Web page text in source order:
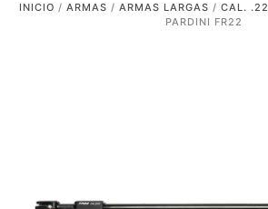
INICIO / ARMAS / ARMAS LARGAS / CAL. .22
PARDINI FR22